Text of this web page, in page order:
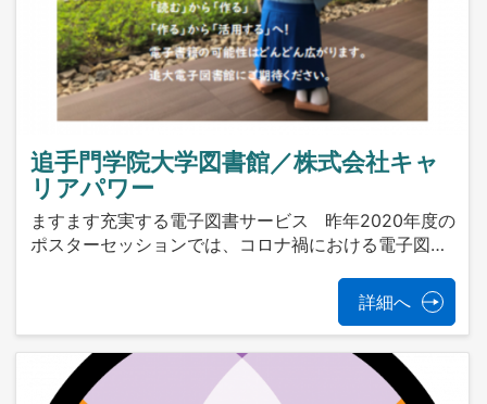
追手門学院大学図書館／株式会社キャ
リアパワー
ますます充実する電子図書サービス 昨年2020年度の
ポスターセッションでは、コロナ禍における電子図…
詳細へ